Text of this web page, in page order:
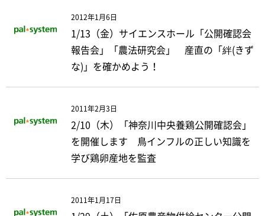
2012年1月6日
1/13（金）サイエンスホール「公開確認会
報告会」「農法研究会」 産直の「絆(きず
な)」を確かめよう！
2011年2月3日
2/10（木）「神奈川中央養鶏公開確認会」
を開催します 鳥インフルの正しい知識を
学び鶏卵産地を監査
2011年1月17日